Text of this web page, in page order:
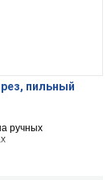
пильный
ручных